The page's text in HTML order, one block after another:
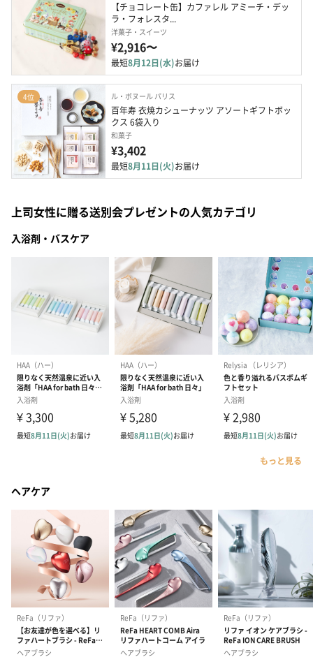
【チョコレート缶】カファレル アミーチ・デッ
ラ・フォレスタ...
洋菓子・スイーツ
¥2,916〜
最短8月12日(水)お届け
4位 ル・ボヌール パリス
百年寿 衣焼カシューナッツ アソートギフトボッ
クス 6袋入り
和菓子
¥3,402
最短8月11日(火)お届け
上司女性に贈る送別会プレゼントの人気カテゴリ
入浴剤・バスケア
もっと見る
ヘアケア